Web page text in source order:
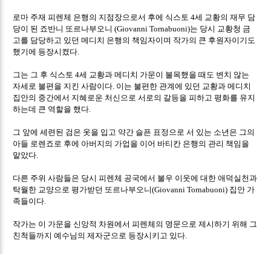
로마 주재 피렌체 은행의 지점장으로서 후에 식스토4세 교황의 재무 담
당이 된 죠반니 또르나부오니(Giovanni Tornabuoni)는 당시 교황청 금
고를 담당하고 있던 메디치 은행의 책임자이며 작가의 큰 후원자이기도
했기에 등장시켰다
그는 그 후 식스토4세 교황과 메디치 가문이 불목했을 때도 변치 않는
자세로 불편을 지킨 사람이다 이는 불편한 관계에 있던 교황과 메디치
집안의 중간에서 지혜로운 처신으로 서로의 갈등을 피하고 평화를 유지
하는데 큰 역할을 했다
그 앞에 세련된 검은 옷을 입고 약간 슬픈 표정으로 서 있는 소년은 그의
아들 로렌죠로 후에 아버지의 가업을 이어 바티칸 은행의 관리 책임을
맡았다
다른 주위 사람들은 당시 피렌체 공국에서 불우 이웃에 대한 애덕실천과
탁월한 교양으로 평가받던 또르나부오니(Giovanni Tornabuoni) 집안 가
족들이다
작가는 이 가문을 신앙적 차원에서 피렌체의 명문으로 제시하기 위해 그
친척들까지 예수님의 제자군으로 등장시키고 있다